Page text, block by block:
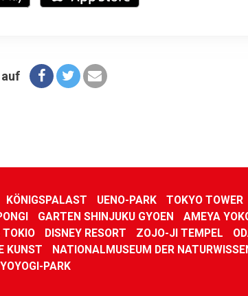
KÖNIGSPALAST UENO-PARK TOKYO TOWER
GARTEN SHINJUKU GYOEN AMEYA
TOKIO DISNEY RESORT ZOJO-JI TEMPEL
KUNST NATIONALMUSEUM DER
YOYOGI-PARK